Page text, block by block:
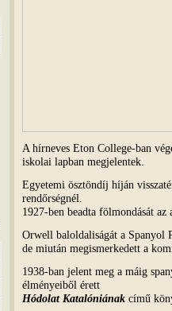
A hírneves Eton College-ban
iskolai lapban megjelentek.
Egyetemi ösztöndíj híján
rendőrségnél.
1927-ben beadta fölmondását
Orwell baloldaliságát a Spanyol
de miután megismerkedett a
1938-ban jelent meg a máig
élményeiből érett
Hódolat Katalóniánakcímű